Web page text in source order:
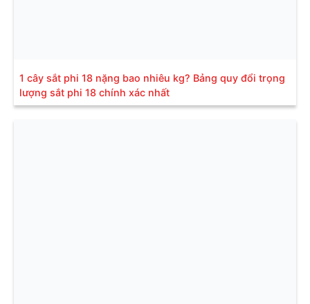
1 cây sắt phi 18 nặng bao nhiêu kg? Bảng quy đổi trọng
lượng sắt phi 18 chính xác nhất